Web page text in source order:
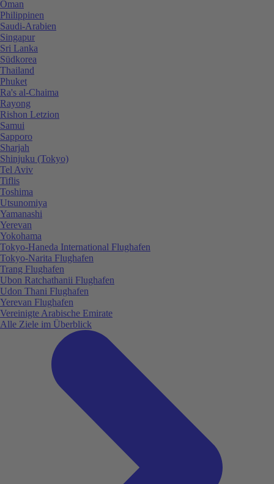
Oman
Philippinen
Saudi-Arabien
Singapur
Sri Lanka
Südkorea
Thailand
Phuket
Ra's al-Chaima
Rayong
Rishon Letzion
Samui
Sapporo
Sharjah
Shinjuku (Tokyo)
Tel Aviv
Tiflis
Toshima
Utsunomiya
Yamanashi
Yerevan
Yokohama
Tokyo-Haneda International Flughafen
Tokyo-Narita Flughafen
Trang Flughafen
Ubon Ratchathanii Flughafen
Udon Thani Flughafen
Yerevan Flughafen
Vereinigte Arabische Emirate
Alle Ziele im Überblick